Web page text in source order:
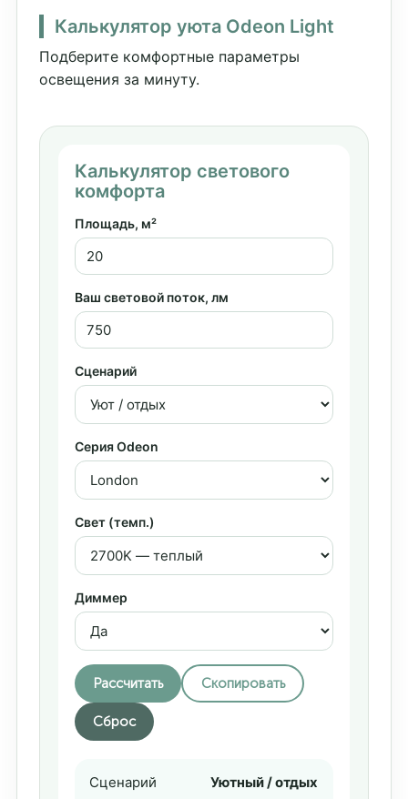
Калькулятор уюта Odeon Light
Подберите комфортные параметры
освещения за минуту.
Калькулятор светового
комфорта
Площадь, м²
Ваш световой поток, лм
Сценарий
Серия Odeon
Свет (темп.)
Диммер
Рассчитать Скопировать
Сброс
Сценарий
Уютный / отдых